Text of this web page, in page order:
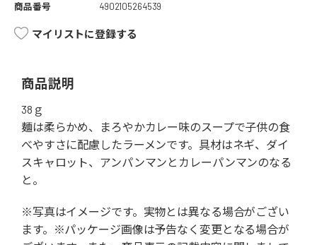
商品番号
4902105264539
マイリストに登録する
商品説明
38ｇ
麺は柔らかめ、まろやかカレー味のスープで子供の食
べやすさに配慮したラーメンです。具材はネギ、ダイ
スキャロット、アンパンマンとカレーパンマンのなる
と。
※写真はイメージです。実物とは異なる場合がござい
ます。※パッケージ画像は予告なく変更となる場合が